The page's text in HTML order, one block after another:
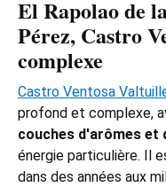
El Rapolao de
Pérez, Castro
complexe
Castro Ventosa
profond et complexe,
couches d'arômes et
énergie particulière. Il
dans des années aux